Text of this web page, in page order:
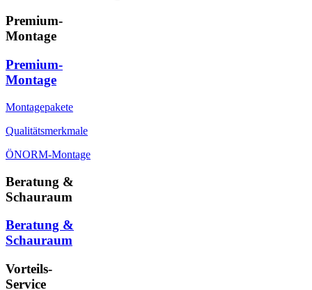
Premium-
Montage
Premium-
Montage
Montagepakete
Qualitätsmerkmale
ÖNORM-Montage
Beratung &
Schauraum
Beratung &
Schauraum
Vorteils-
Service